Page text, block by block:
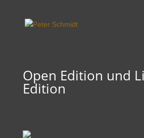
Open Edition und
Edition